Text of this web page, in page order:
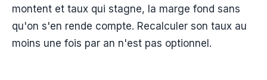
montent et taux qui stagne, la marge fond sans
qu'on s'en rende compte. Recalculer son taux au
moins une fois par an n'est pas optionnel.